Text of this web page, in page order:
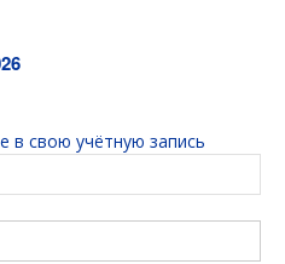
в свою учётную запись